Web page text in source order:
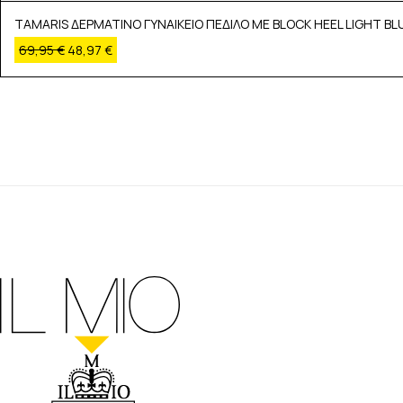
TAMARIS ΔΕΡΜΑΤΙΝΟ ΓΥΝΑΙΚΕΙΟ ΠΕΔΙΛΟ ΜΕ BLOCK HEEL LIGHT
69,95€ 48,97 €